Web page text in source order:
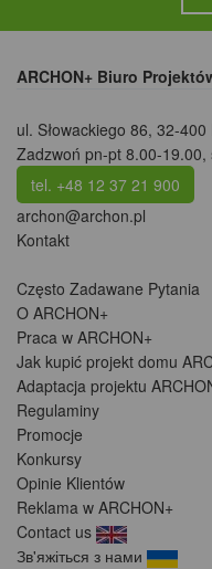
ARCHON+ Biuro
ul. Słowackiego 86, 32-400
Zadzwoń pn-pt 8.00-19.00,
tel. +48 12 37 21 900
archon@archon.pl
Kontakt
Często Zadawane Pytania
O ARCHON+
Praca w ARCHON+
Jak kupić projekt domu
Adaptacja projektu
Regulaminy
Promocje
Konkursy
Opinie Klientów
Reklama w ARCHON+
Contact us
Зв'яжіться з нами